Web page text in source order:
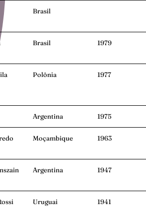
Brasil
Brasil 1979
Polônia 1977
Argentina 1975
Moçambique 1963
Argentina 1947
Uruguai 1941